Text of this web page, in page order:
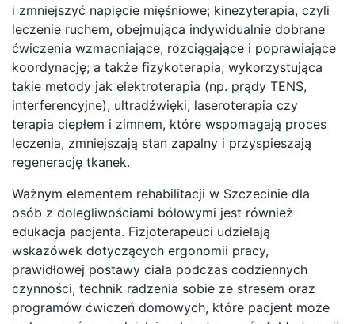
i zmniejszyć napięcie mięśniowe; kinezyterapia, czyli
leczenie ruchem, obejmująca indywidualnie dobrane
ćwiczenia wzmacniające, rozciągające i poprawiające
koordynację; a także fizykoterapia, wykorzystująca
takie metody jak elektroterapia (np. prądy TENS,
interferencyjne), ultradźwięki, laseroterapia czy
terapia ciepłem i zimnem, które wspomagają proces
leczenia, zmniejszają stan zapalny i przyspieszają
regenerację tkanek.
Ważnym elementem rehabilitacji w Szczecinie dla
osób z dolegliwościami bólowymi jest również
edukacja pacjenta. Fizjoterapeuci udzielają
wskazówek dotyczących ergonomii pracy,
prawidłowej postawy ciała podczas codziennych
czynności, technik radzenia sobie ze stresem oraz
programów ćwiczeń domowych, które pacjent może